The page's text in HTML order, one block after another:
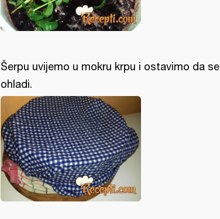
Šerpu uvijemo u mokru krpu i ostavimo da se
ohladi.